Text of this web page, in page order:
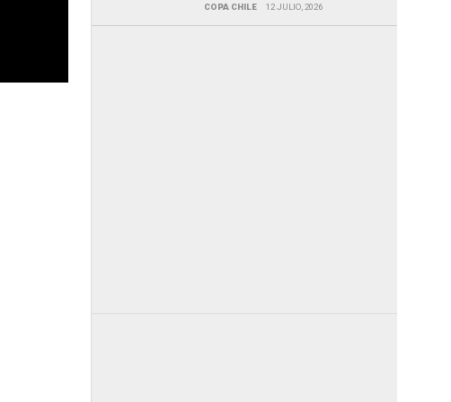
COPA CHILE 12 JULIO, 2026